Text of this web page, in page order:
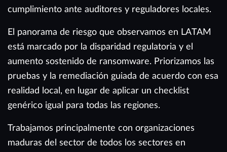
cumplimiento ante auditores y reguladores locales.
El panorama de riesgo que observamos en LATAM
está marcado por la disparidad regulatoria y el
aumento sostenido de ransomware. Priorizamos las
pruebas y la remediación guiada de acuerdo con esa
realidad local, en lugar de aplicar un checklist
genérico igual para todas las regiones.
Trabajamos principalmente con organizaciones
maduras del sector de todos los sectores en